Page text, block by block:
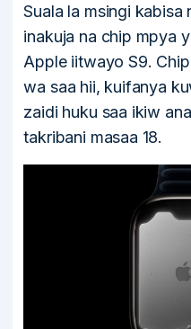
Suala la msingi kabisa
inakuja na chip mpya
Apple iitwayo S9.
wa saa hii, kuifanya
zaidi huku saa ikiw
takribani masaa 18.